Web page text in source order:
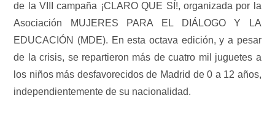
de la VIII campaña ¡CLARO QUE SÍ!, organizada por la
Asociación MUJERES PARA EL DIÁLOGO Y LA
EDUCACIÓN (MDE). En esta octava edición, y a pesar
de la crisis, se repartieron más de cuatro mil juguetes a
los niños más desfavorecidos de Madrid de 0 a 12 años,
independientemente de su nacionalidad.